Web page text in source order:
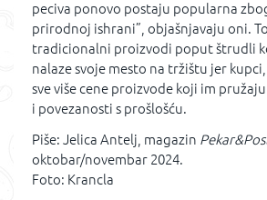
peciva ponovo postaju popularna
prirodnoj ishrani”, objašnjavaju oni.
tradicionalni proizvodi poput štrudli
nalaze svoje mesto na tržištu jer
sve više cene proizvode koji im
i povezanosti s prošlošću.
Piše: Jelica Antelj, magazin
oktobar/novembar 2024.
Foto: Krancla